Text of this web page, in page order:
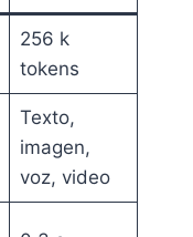
256 k
tokens
Texto,
imagen,
voz, video